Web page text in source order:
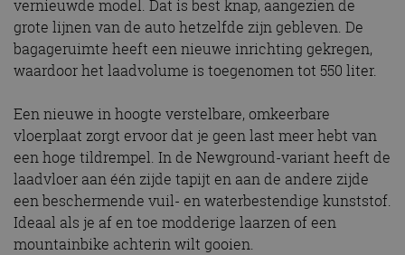
vernieuwde model. Dat is best knap, aangezien de
grote lijnen van de auto hetzelfde zijn gebleven. De
bagageruimte heeft een nieuwe inrichting gekregen,
waardoor het laadvolume is toegenomen tot 550 liter.
Een nieuwe in hoogte verstelbare, omkeerbare
vloerplaat zorgt ervoor dat je geen last meer hebt van
een hoge tildrempel. In de Newground-variant heeft de
laadvloer aan één zijde tapijt en aan de andere zijde
een beschermende vuil- en waterbestendige kunststof.
Ideaal als je af en toe modderige laarzen of een
mountainbike achterin wilt gooien.